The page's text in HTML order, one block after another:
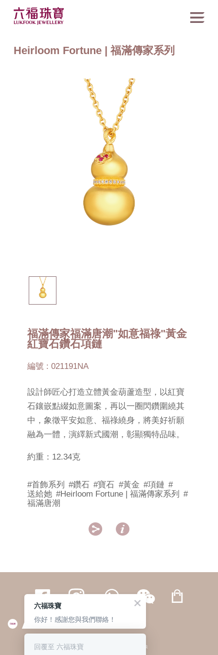
Heirloom Fortune | 福滿傳家系列
福滿傳家福滿唐潮"如意福祿"黃金
紅寶石鑽石項鏈
編號 : 021191NA
設計師匠心打造立體黃金葫蘆造型，以紅寶
石鑲嵌點綴如意圖案，再以一圈閃鑽圍繞其
中，象徵平安如意、福祿繞身，將美好祈願
融為一體，演繹新式國潮，彰顯獨特品味。
約重：12.34克
#首飾系列 #鑽石 #寶石 #黃金 #項鏈 #
送給她 #Heirloom Fortune | 福滿傳家系列
#
福滿唐潮
 
繁體 | 簡体
© 六福集團 版權所有 不得轉載 私隱政策
六福珠寶
你好！感謝您與我們聯絡！
回覆至 六福珠寶